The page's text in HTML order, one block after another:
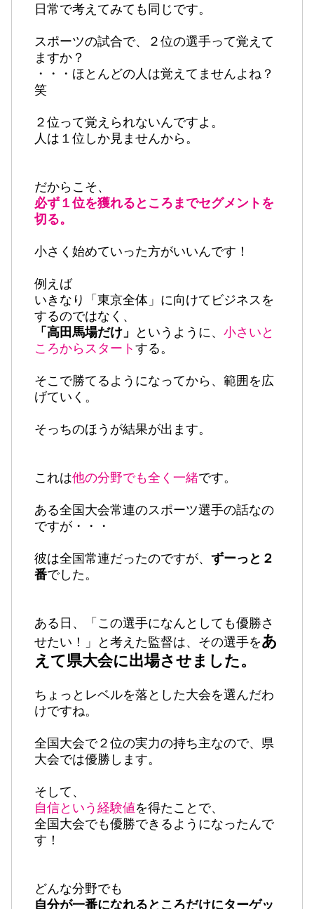
日常で考えてみても同じです。
スポーツの試合で、２位の選手って覚えて
ますか？
・・・ほとんどの人は覚えてませんよね？
笑
２位って覚えられないんですよ。
人は１位しか見ませんから。
だからこそ、
必ず１位を獲れるところまでセグメントを
切る。
小さく始めていった方がいいんです！
例えば
いきなり「東京全体」に向けてビジネスを
するのではなく、
「高田馬場だけ」
というように、 小さいと
ころからスタート する。
そこで勝てるようになってから、範囲を広
げていく。
そっちのほうが結果が出ます。
これは他の分野でも全く一緒です。
ある全国大会常連のスポーツ選手の話なの
ですが・・・
彼は全国常連だったのですが、 ずーっと２
番でした。
ある日、「この選手になんとしても優勝さ
せたい！」と考えた監督は、その選手をあ
えて県大会に出場させました。
ちょっとレベルを落とした大会を選んだわ
けですね。
全国大会で２位の実力の持ち主なので、県
大会では優勝します。
そして、
自信という経験値を得たことで、
全国大会でも優勝できるようになったんで
す！
どんな分野でも
自分が一番になれるところだけにターゲッ